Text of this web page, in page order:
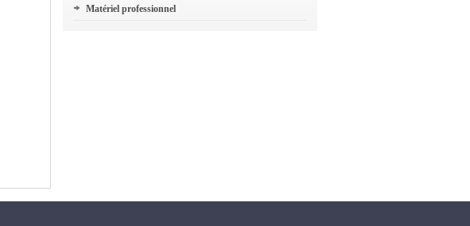
Matériel professionnel